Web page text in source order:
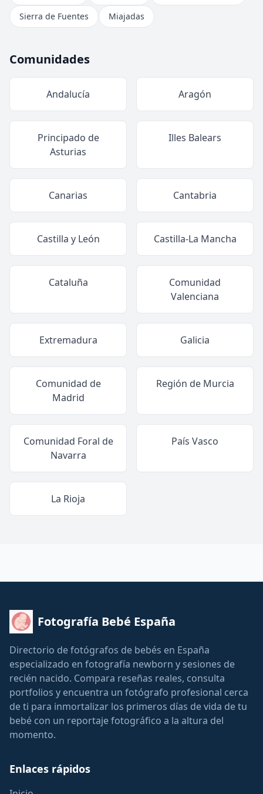
Sierra de Fuentes
Miajadas
Comunidades
Andalucía Aragón
Principado de
Asturias
Illes Balears
Canarias Cantabria
Castilla y León Castilla-La Mancha
Cataluña
Comunidad
Valenciana
Extremadura Galicia
Comunidad de
Madrid
Región de Murcia
Comunidad Foral de
Navarra
País Vasco
La Rioja
Fotografía Bebé España
Directorio de fotógrafos de bebés en España
especializado en fotografía newborn y sesiones de
recién nacido. Compara reseñas reales, consulta
portfolios y encuentra un fotógrafo profesional cerca
de ti para inmortalizar los primeros días de vida de tu
bebé con un reportaje fotográfico a la altura del
momento.
Enlaces rápidos